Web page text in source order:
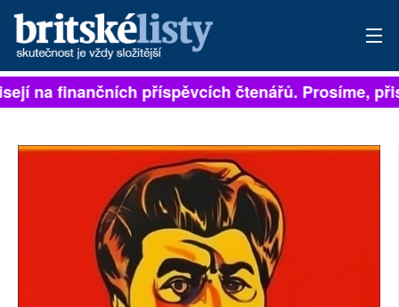
PŘIHLÁSIT
ROZHOVORY
NEJČTENĚJŠÍ ZA 7 DNÍ
na finančních příspěvcích čtenářů. Prosíme,